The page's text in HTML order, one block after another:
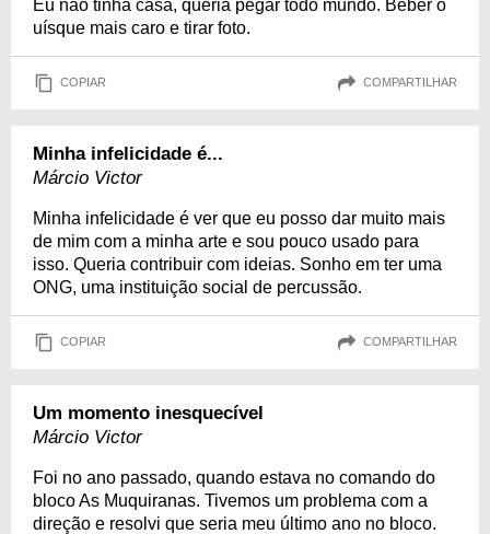
Eu não tinha casa, queria pegar todo mundo. Beber o
uísque mais caro e tirar foto.
COPIAR COMPARTILHAR
Minha infelicidade é...
Márcio Victor
Minha infelicidade é ver que eu posso dar muito mais
de mim com a minha arte e sou pouco usado para
isso. Queria contribuir com ideias. Sonho em ter uma
ONG, uma instituição social de percussão.
COPIAR COMPARTILHAR
Um momento inesquecível
Márcio Victor
Foi no ano passado, quando estava no comando do
bloco As Muquiranas. Tivemos um problema com a
direção e resolvi que seria meu último ano no bloco.